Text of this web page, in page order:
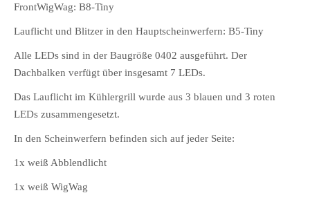
FrontWigWag: B8-Tiny
Lauflicht und Blitzer in den Hauptscheinwerfern: B5-Tiny
Alle LEDs sind in der Baugröße 0402 ausgeführt. Der
Dachbalken verfügt über insgesamt 7 LEDs.
Das Lauflicht im Kühlergrill wurde aus 3 blauen und 3 roten
LEDs zusammengesetzt.
In den Scheinwerfern befinden sich auf jeder Seite:
1x weiß Abblendlicht
1x weiß WigWag